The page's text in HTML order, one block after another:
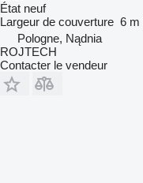
État neuf
Largeur de couverture 6 m
Pologne, Nądnia
ROJTECH
Contacter le vendeur